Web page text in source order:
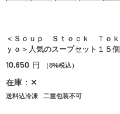
＜Ｓｏｕｐ Ｓｔｏｃｋ Ｔｏｋ
ｙｏ＞人気のスープセット１５個
10,650 円 （8%税込）
在庫：✕
送料込冷凍 二重包装不可